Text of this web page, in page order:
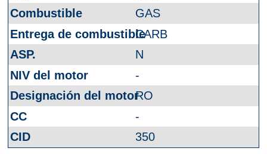
GAS
CARB
N
-
RO
-
350